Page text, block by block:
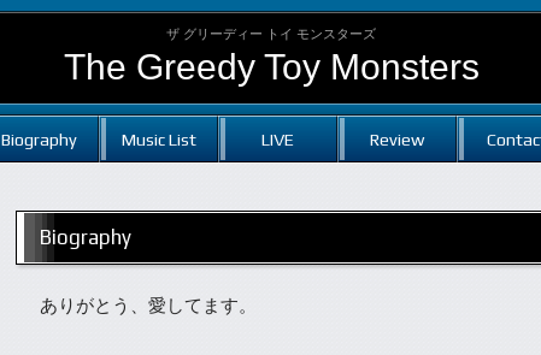
ザ グリーディー トイ モンスターズ
The Greedy Toy Monsters
Biography Music List LIVE Review
Biography
ありがとう、愛してます。